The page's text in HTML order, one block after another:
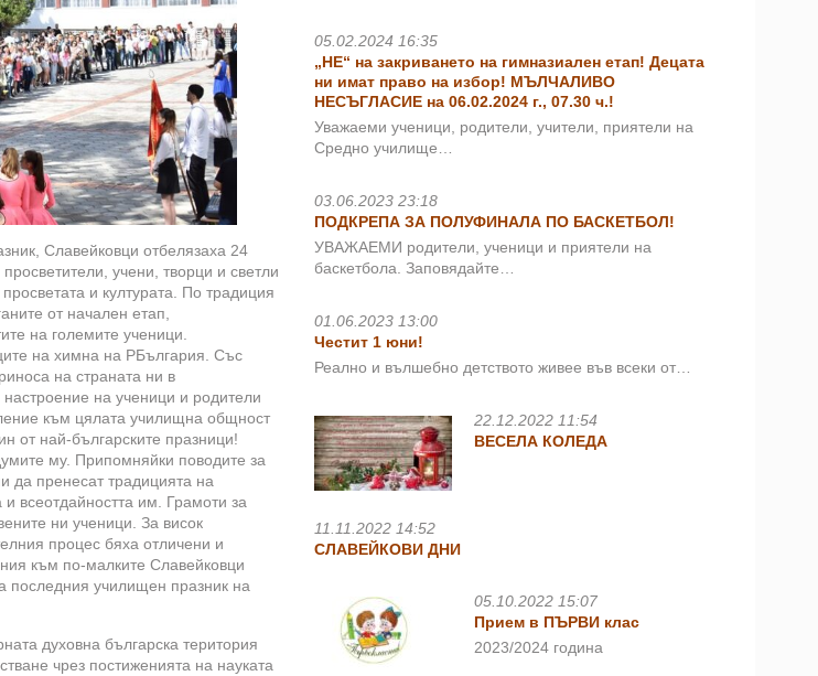
Славейковци отбелязаха 24
учени, творци и светли
и културата. По традиция
от начален етап,
на големите ученици.
на химна на РБългария. Със
на страната ни в
на ученици и родители
към цялата училищна общност
от най-българските празници!
му. Припомняйки поводите за
да пренесат традицията на
всеотдайността им. Грамоти за
ни ученици. За висок
процес бяха отличени и
към по-малките Славейковци
последния училищен празник на
духовна българска територия
чрез постиженията на науката
05.02.2024 16:35
„НЕ“ на закриването на гимназиален етап! Децата
ни имат право на избор! МЪЛЧАЛИВО
НЕСЪГЛАСИЕ на 06.02.2024 г., 07.30 ч.!
Уважаеми ученици, родители, учители, приятели на
Средно училище…
03.06.2023 23:18
ПОДКРЕПА ЗА ПОЛУФИНАЛА ПО БАСКЕТБОЛ!
УВАЖАЕМИ родители, ученици и приятели на
баскетбола. Заповядайте…
01.06.2023 13:00
Честит 1 юни!
Реално и вълшебно детството живее във всеки от…
22.12.2022 11:54
ВЕСЕЛА КОЛЕДА
11.11.2022 14:52
СЛАВЕЙКОВИ ДНИ
05.10.2022 15:07
Прием в ПЪРВИ клас
2023/2024 година